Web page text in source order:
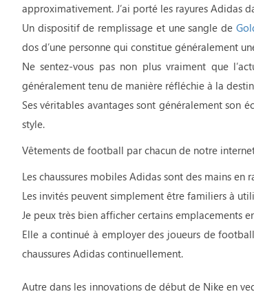
approximativement. J’ai porté les rayures Adidas
Un dispositif de remplissage et une sangle de
dos d’une personne qui constitue généralement
Ne sentez-vous pas non plus vraiment que
généralement tenu de manière réfléchie à la
Ses véritables avantages sont généralement son
style.
Vêtements de football par chacun de notre
Les chaussures mobiles Adidas sont des mains
Les invités peuvent simplement être familiers à
Je peux très bien afficher certains emplacements
Elle a continué à employer des joueurs de
chaussures Adidas continuellement.
Autre dans les innovations de début de Nike en